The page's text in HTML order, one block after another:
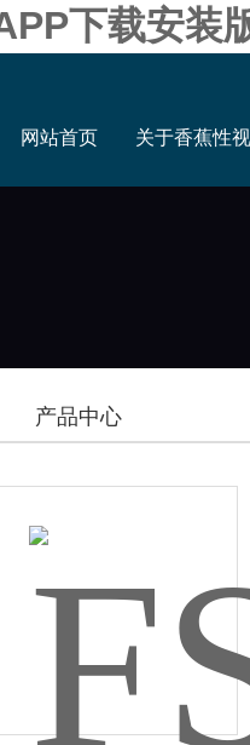
下载安装
网站首页 关于香蕉性
产品中心